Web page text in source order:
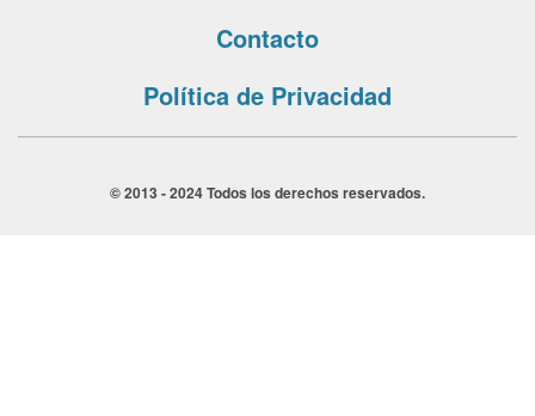
Contacto
Política de Privacidad
© 2013 - 2024 Todos los derechos reservados.